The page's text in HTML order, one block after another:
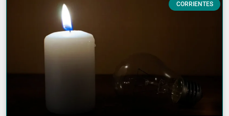
CORRIENTES